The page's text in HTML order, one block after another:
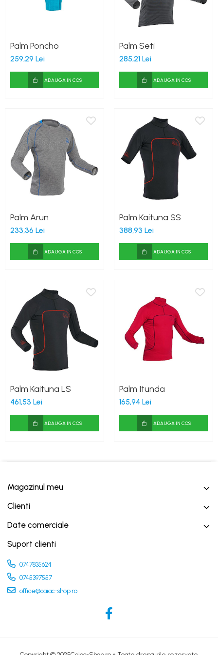
Plăci SUP
Padele și pagăi
Padele de ape repezi
Second hand
Costume neopren
Încălţăminte
Șosete, mănuși, căciuli neopren
Costume uscate
Haine thermo și protecție UV
Fuste de valuri
Drybag - Saci impermeabili
Genți și portbagaje de biciclete
Palm Poncho
259,29 Lei
ADAUGA IN COS
Palm Seti
285,21 Lei
ADAUGA IN COS
Palm Arun
233,36 Lei
ADAUGA IN COS
Palm Kaituna SS
388,93 Lei
ADAUGA IN COS
Palm Kaituna LS
461,53 Lei
ADAUGA IN COS
Palm Itunda
165,94 Lei
ADAUGA IN COS
Magazinul meu
Clienti
Date comerciale
Suport clienti
0747835624
0745397557
office@caiac-shop.ro